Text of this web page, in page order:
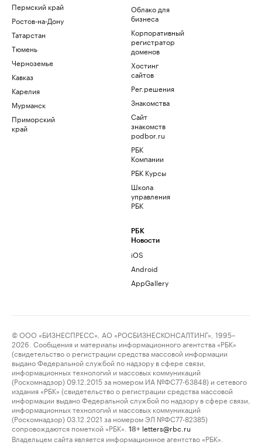
Пермский край
Ростов-на-Дону
Татарстан
Тюмень
Черноземье
Кавказ
Карелия
Мурманск
Приморский
край
Облако для
бизнеса
Корпоративный
регистратор
доменов
Хостинг
сайтов
Рег.решения
Знакомства
Сайт
знакомств
podbor.ru
РБК
Компании
РБК Курсы
Школа
управления
РБК
РБК
Новости
iOS
Android
AppGallery
© ООО «БИЗНЕСПРЕСС», АО «РОСБИЗНЕСКОНСАЛТИНГ», 1995–
2026. Сообщения и материалы информационного агентства «РБК»
(свидетельство о регистрации средства массовой информации
выдано Федеральной службой по надзору в сфере связи,
информационных технологий и массовых коммуникаций
(Роскомнадзор) 09.12.2015 за номером ИА №ФС77-63848) и сетевого
издания «РБК» (свидетельство о регистрации средства массовой
информации выдано Федеральной службой по надзору в сфере связи,
информационных технологий и массовых коммуникаций
(Роскомнадзор) 03.12.2021 за номером ЭЛ №ФС77-82385)
сопровождаются пометкой «РБК».
18+ letters@rbc.ru
Владельцем сайта является информационное агентство «РБК».